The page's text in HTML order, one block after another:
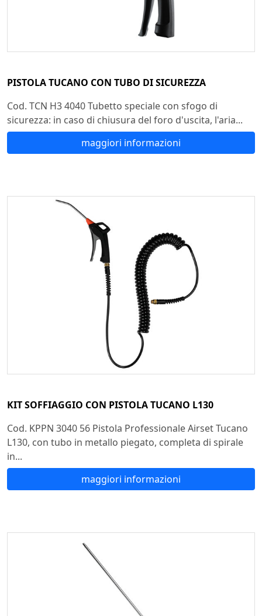
PISTOLA TUCANO CON TUBO DI SICUREZZA
Cod. TCN H3 4040 Tubetto speciale con sfogo di
sicurezza: in caso di chiusura del foro d'uscita, l'aria...
maggiori informazioni
KIT SOFFIAGGIO CON PISTOLA TUCANO L130
Cod. KPPN 3040 56 Pistola Professionale Airset Tucano
L130, con tubo in metallo piegato, completa di spirale
in...
maggiori informazioni